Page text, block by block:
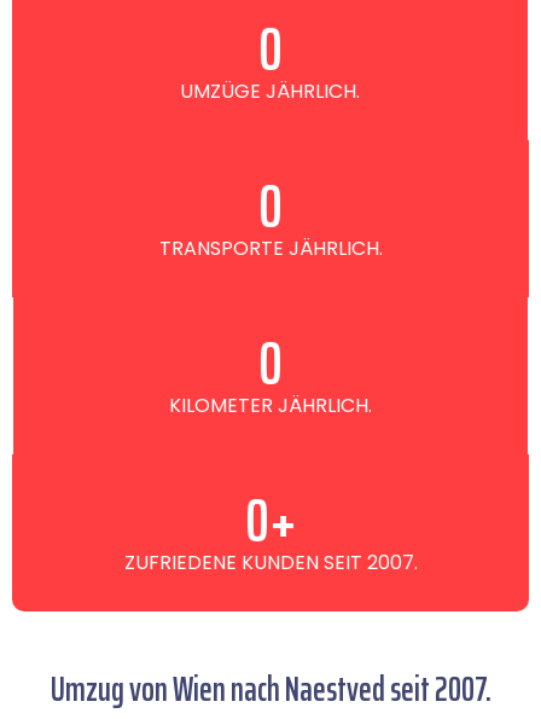
UMZÜGE JÄHRLICH.
0
TRANSPORTE JÄHRLICH.
0
KILOMETER JÄHRLICH.
0
ZUFRIEDENE KUNDEN SEIT 2007.
0+
Umzug von Wien nach Naestved seit 2007.